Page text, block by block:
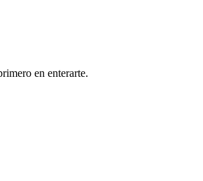
en enterarte.